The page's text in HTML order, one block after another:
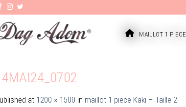
ACCUEILMAILLOT 1 PIECE
at 1200 × 1500 in maillot 1 piece Kaki – Taille 2